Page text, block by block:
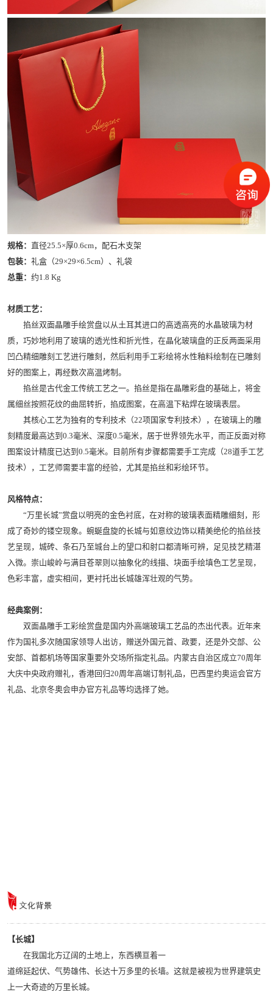
规格： 直径25.5×厚0.6cm，配石木支架
包装： 礼盒（29×29×6.5cm）、礼袋
总重： 约1.8 Kg
材质工艺：
掐丝双面晶雕手绘赏盘以从土耳其进口的高透高亮的水晶玻璃为材
质，巧妙地利用了玻璃的透光性和折光性，在晶化玻璃盘的正反两面采用
凹凸精细雕刻工艺进行雕刻，然后利用手工彩绘将水性釉料绘制在已雕刻
好的图案上，再经数次高温烤制。
掐丝是古代金工传统工艺之一。掐丝是指在晶雕彩盘的基础上，将金
属细丝按照花纹的曲屈转折，掐成图案，在高温下粘焊在玻璃表层。
其核心工艺为独有的专利技术（22项国家专利技术），在玻璃上的雕
刻精度最高达到0.3毫米、深度0.5毫米，居于世界领先水平，而正反面对称
图案设计精度已达到0.5毫米。目前所有步骤都需要手工完成（28道手工艺
技术），工艺师需要丰富的经验，尤其是掐丝和彩绘环节。
风格特点：
“万里长城”赏盘以明亮的金色衬底，在对称的玻璃表面精雕细刻，形
成了奇妙的镂空现象。蜿蜒盘旋的长城与如意纹边饰以精美绝伦的掐丝技
艺呈现，城砖、条石乃至城台上的望口和射口都清晰可辨，足见技艺精湛
入微。崇山峻岭与满目苍翠则以抽象化的线描、块面手绘填色工艺呈现，
色彩丰富，虚实相间，更衬托出长城雄浑壮观的气势。
经典案例：
双面晶雕手工彩绘赏盘是国内外高端玻璃工艺品的杰出代表。近年来
作为国礼多次随国家领导人出访，赠送外国元首、政要，还是外交部、公
安部、首都机场等国家重要外交场所指定礼品。内蒙古自治区成立70周年
大庆中央政府赠礼，香港回归20周年高端订制礼品，巴西里约奥运会官方
礼品、北京冬奥会申办官方礼品等均选择了她。
【长城】
在我国北方辽阔的土地上，东西横亘着一
道绵延起伏、气势雄伟、长达十万多里的长墙。这就是被视为世界建筑史
上一大奇迹的万里长城。